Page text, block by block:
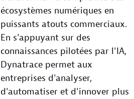
écosystèmes numériques en
puissants atouts commerciaux.
En s’appuyant sur des
connaissances pilotées par l'IA,
Dynatrace permet aux
entreprises d'analyser,
d'automatiser et d'innover plus